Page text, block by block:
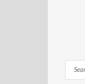
Search